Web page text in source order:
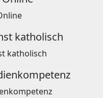
katholisch